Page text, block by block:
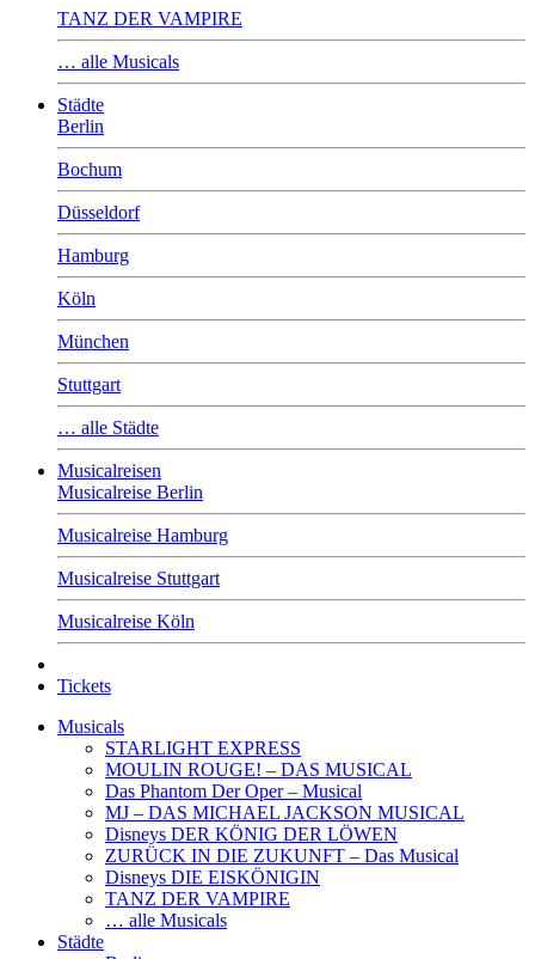
TANZ DER VAMPIRE
… alle Musicals
Städte
Berlin
Bochum
Düsseldorf
Hamburg
Köln
München
Stuttgart
… alle Städte
Musicalreisen
Musicalreise Berlin
Musicalreise Hamburg
Musicalreise Stuttgart
Musicalreise Köln
Tickets
Musicals
STARLIGHT EXPRESS
MOULIN ROUGE! – DAS MUSICAL
Das Phantom Der Oper – Musical
MJ – DAS MICHAEL JACKSON MUSICAL
Disneys DER KÖNIG DER LÖWEN
ZURÜCK IN DIE ZUKUNFT – Das Musical
Disneys DIE EISKÖNIGIN
TANZ DER VAMPIRE
… alle Musicals
Städte